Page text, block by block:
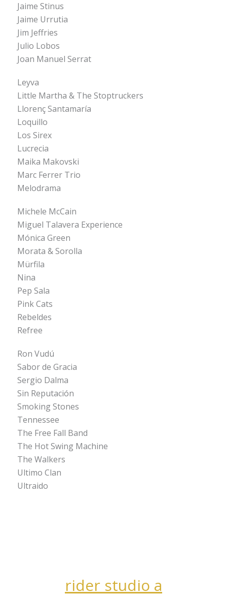
Jaime Stinus
Jaime Urrutia
Jim Jeffries
Julio Lobos
Joan Manuel Serrat
Leyva
Little Martha & The Stoptruckers
Llorenç Santamaría
Loquillo
Los Sirex
Lucrecia
Maika Makovski
Marc Ferrer Trio
Melodrama
Michele McCain
Miguel Talavera Experience
Mónica Green
Morata & Sorolla
Mürfila
Nina
Pep Sala
Pink Cats
Rebeldes
Refree
Ron Vudú
Sabor de Gracia
Sergio Dalma
Sin Reputación
Smoking Stones
Tennessee
The Free Fall Band
The Hot Swing Machine
The Walkers
Ultimo Clan
Ultraido
rider studio a